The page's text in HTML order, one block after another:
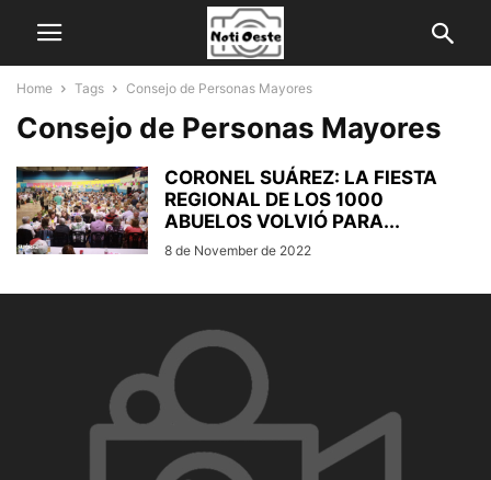
Home Tags Consejo de Personas Mayores
Consejo de Personas Mayores
CORONEL SUÁREZ: LA FIESTA
REGIONAL DE LOS 1000
ABUELOS VOLVIÓ PARA...
8 de November de 2022